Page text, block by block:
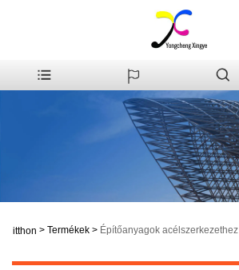
itthon > Termékek > Építőanyagok acélszerkezethez